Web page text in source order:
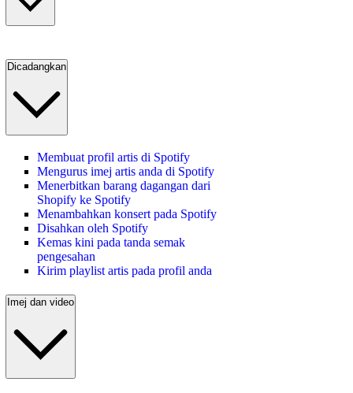
Dicadangkan
Membuat profil artis di Spotify
Mengurus imej artis anda di Spotify
Menerbitkan barang dagangan dari
Shopify ke Spotify
Menambahkan konsert pada Spotify
Disahkan oleh Spotify
Kemas kini pada tanda semak
pengesahan
Kirim playlist artis pada profil anda
Imej dan video